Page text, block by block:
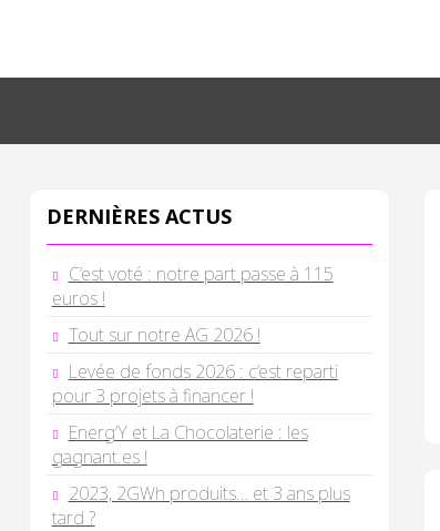
DERNIÈRES ACTUS
C’est voté : notre part passe à 115
euros !
Tout sur notre AG 2026 !
Levée de fonds 2026 : c’est reparti
pour 3 projets à financer !
Energ’Y et La Chocolaterie : les
gagnant.es !
2023, 2GWh produits… et 3 ans plus
tard ?